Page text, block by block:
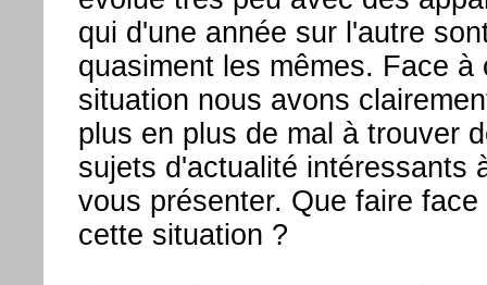
qui d'une année sur l'autre
quasiment les mêmes. Face à
situation nous avons
plus en plus de mal à trouver
sujets d'actualité intéressants
vous présenter. Que faire face
cette situation ?